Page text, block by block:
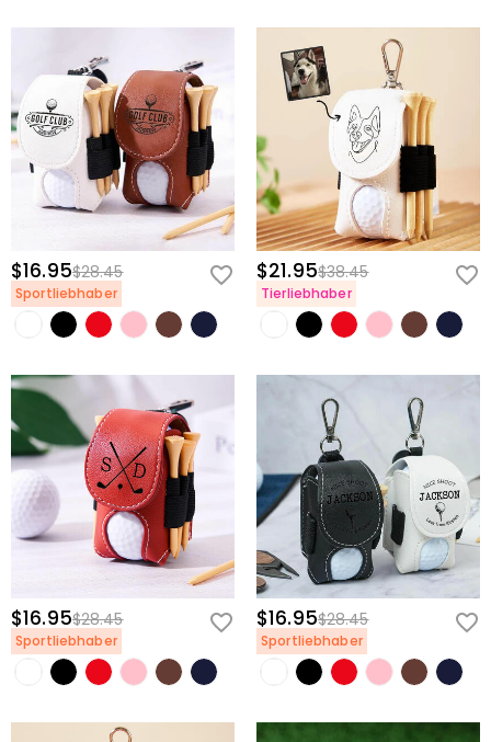
$16.95$28.45
Sportliebhaber
$21.95$38.45
Tierliebhaber
$16.95$28.45
Sportliebhaber
$16.95$28.45
Sportliebhaber